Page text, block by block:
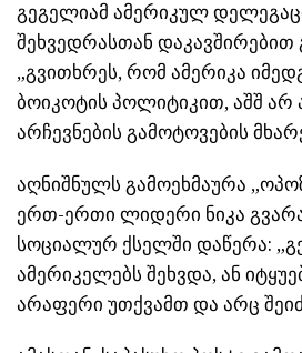
გეგელიამ ამერიკულ
შეხვედრასთან დაკავშირებით
„გვითხრეს, რომ ამერიკა
ბოიკოტის პოლიტიკით, აშშ არ
არჩევნების გამოტოვების
აღნიშნულს გამოეხმაურა
ერთ-ერთი ლიდერი ნიკა
სოციალურ ქსელში დაწერა:
ამერიკელებს შეხვდა, ან
არაფერი უთქვამთ და არც